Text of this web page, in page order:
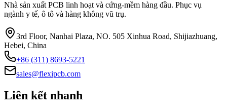
Nhà sản xuất PCB linh hoạt và cứng-mềm hàng đầu. Phục vụ
ngành y tế, ô tô và hàng không vũ trụ.
3rd Floor, Nanhai Plaza, NO. 505 Xinhua Road, Shijiazhuang,
Hebei, China
+86 (311) 8693-5221
sales@flexipcb.com
Liên kết nhanh